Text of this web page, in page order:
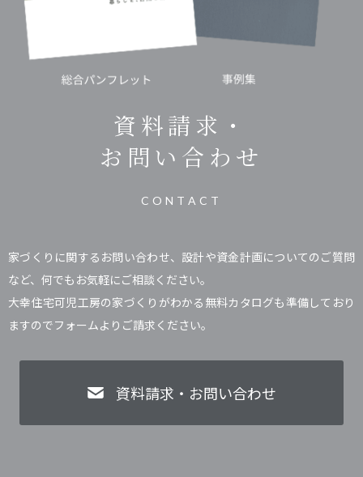
資料請求・
お問い合わせ
CONTACT
家づくりに関するお問い合わせ、設計や資金計画についてのご質問
など、何でもお気軽にご相談ください。
大幸住宅可児工房の家づくりがわかる無料カタログも準備しており
ますのでフォームよりご請求ください。
資料請求・お問い合わせ